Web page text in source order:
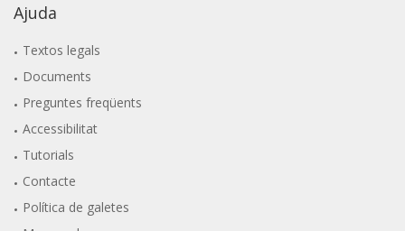
Ajuda
Textos legals
Documents
Preguntes freqüents
Accessibilitat
Tutorials
Contacte
Política de galetes